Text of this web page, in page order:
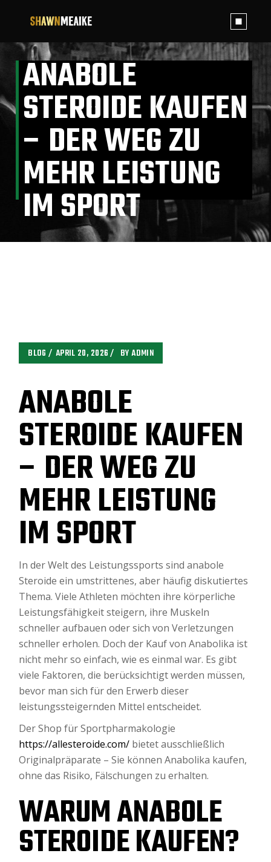
ANABOLE
STEROIDE KAUFEN
– DER WEG ZU
MEHR LEISTUNG
IM SPORT
BLOG APRIL 20, 2026 BYADMIN
ANABOLE
STEROIDE KAUFEN
– DER WEG ZU
MEHR LEISTUNG
IM SPORT
In der Welt des Leistungssports sind anabole
Steroide ein umstrittenes, aber häufig diskutiertes
Thema. Viele Athleten möchten ihre körperliche
Leistungsfähigkeit steigern, ihre Muskeln
schneller aufbauen oder sich von Verletzungen
schneller erholen. Doch der Kauf von Anabolika ist
nicht mehr so einfach, wie es einmal war. Es gibt
viele Faktoren, die berücksichtigt werden müssen,
bevor man sich für den Erwerb dieser
leistungssteigernden Mittel entscheidet.
Der Shop für Sportpharmakologie
https://allesteroide.com/ bietet ausschließlich
Originalpräparate – Sie können Anabolika kaufen,
ohne das Risiko, Fälschungen zu erhalten.
WARUM ANABOLE
STEROIDE KAUFEN?